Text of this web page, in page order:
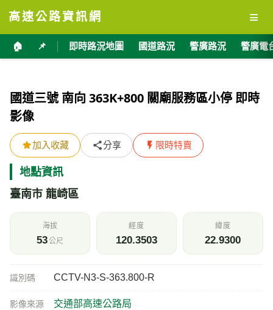
高速公路資訊網 ≡
🏠 📌 即時路況地圖 國道路況 警廣路況 警廣電
國道三號 南向 363K+800 關廟服務區小停 即時
影像
加入收藏 分享 限時特賣
地點資訊
臺南市 龍崎區
海拔
53公尺
經度
120.3503
緯度
22.9300
識別碼 CCTV-N3-S-363.800-R
影像來源 交通部高速公路局